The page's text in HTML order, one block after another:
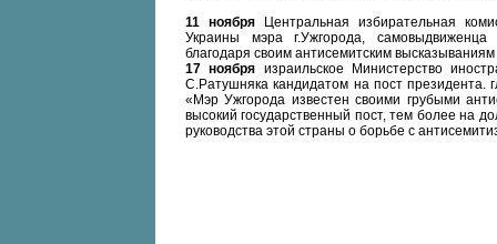
11 ноября Центральная избирательная
Украины мэра г.Ужгорода,
благодаря своим антисемитским высказываниям
17 ноября израильское Министерство
С.Ратушняка кандидатом на пост
«Мэр Ужгорода известен своими грубыми
высокий государственный пост, тем более на
руководства этой страны о борьбе с